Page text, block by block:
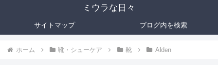
ミウラな日々
サイトマップ ブログ内を検索
ホーム 靴・シューケア 靴 Alden